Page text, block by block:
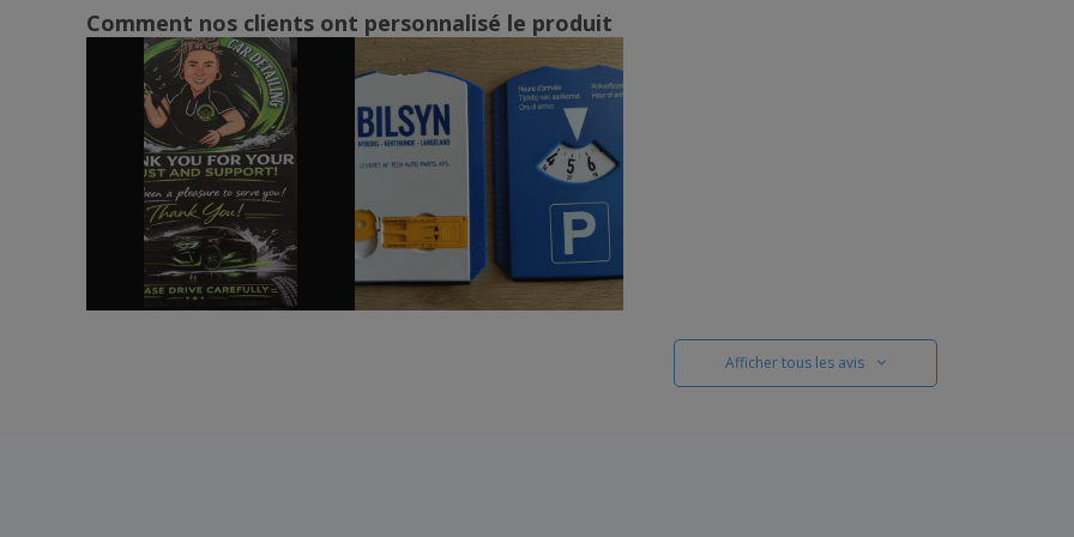
Comment nos clients ont personnalisé le produit
Afficher tous les avis